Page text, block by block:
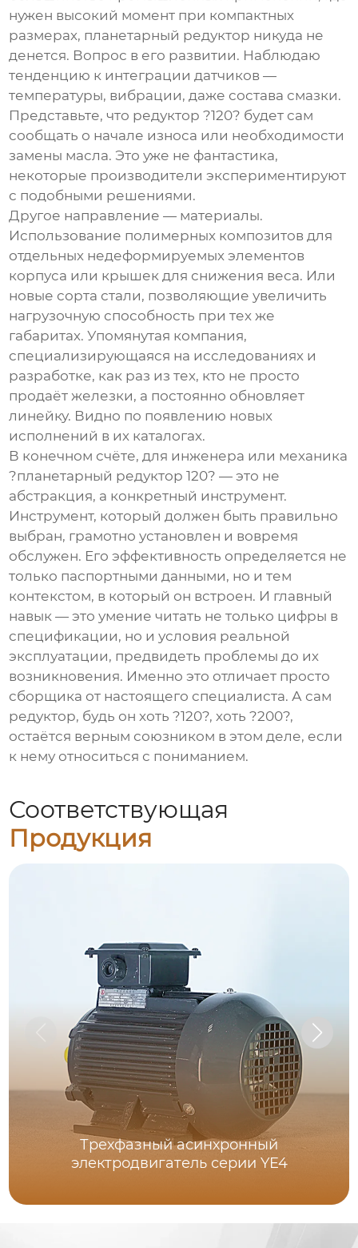
нужен высокий момент при компактных
размерах, планетарный редуктор никуда не
денется. Вопрос в его развитии. Наблюдаю
тенденцию к интеграции датчиков —
температуры, вибрации, даже состава смазки.
Представьте, что редуктор ?120? будет сам
сообщать о начале износа или необходимости
замены масла. Это уже не фантастика,
некоторые производители экспериментируют
с подобными решениями.
Другое направление — материалы.
Использование полимерных композитов для
отдельных недеформируемых элементов
корпуса или крышек для снижения веса. Или
новые сорта стали, позволяющие увеличить
нагрузочную способность при тех же
габаритах. Упомянутая компания,
специализирующаяся на исследованиях и
разработке, как раз из тех, кто не просто
продаёт железки, а постоянно обновляет
линейку. Видно по появлению новых
исполнений в их каталогах.
В конечном счёте, для инженера или механика
?планетарный редуктор 120? — это не
абстракция, а конкретный инструмент.
Инструмент, который должен быть правильно
выбран, грамотно установлен и вовремя
обслужен. Его эффективность определяется не
только паспортными данными, но и тем
контекстом, в который он встроен. И главный
навык — это умение читать не только цифры в
спецификации, но и условия реальной
эксплуатации, предвидеть проблемы до их
возникновения. Именно это отличает просто
сборщика от настоящего специалиста. А сам
редуктор, будь он хоть ?120?, хоть ?200?,
остаётся верным союзником в этом деле, если
к нему относиться с пониманием.
Соответствующая
Продукция
Трехфазный асинхронный
электродвигатель серии YE4